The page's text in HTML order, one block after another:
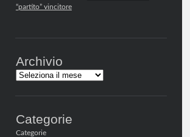
“partito” vincitore
Archivio
Archivi
Categorie
Categorie